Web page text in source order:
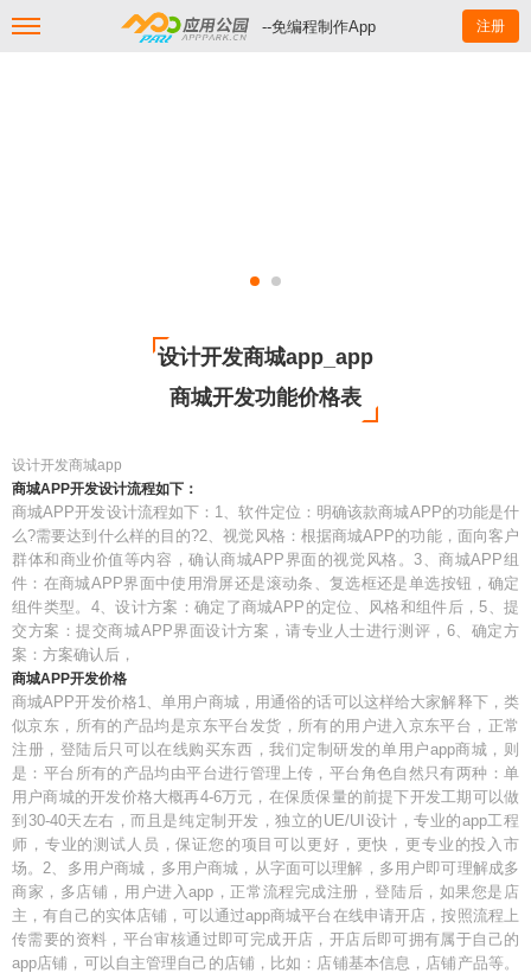
--免编程制作App 注册
设计开发商城app_app
商城开发功能价格表
设计开发商城app
商城APP开发设计流程如下：
商城APP开发设计流程如下：1、软件定位：明确该款商城APP的功能是什
么?需要达到什么样的目的?2、视觉风格：根据商城APP的功能，面向客户
群体和商业价值等内容，确认商城APP界面的视觉风格。3、商城APP组
件：在商城APP界面中使用滑屏还是滚动条、复选框还是单选按钮，确定
组件类型。4、设计方案：确定了商城APP的定位、风格和组件后，5、提
交方案：提交商城APP界面设计方案，请专业人士进行测评，6、确定方
案：方案确认后，
商城APP开发价格
商城APP开发价格1、单用户商城，用通俗的话可以这样给大家解释下，类
似京东，所有的产品均是京东平台发货，所有的用户进入京东平台，正常
注册，登陆后只可以在线购买东西，我们定制研发的单用户app商城，则
是：平台所有的产品均由平台进行管理上传，平台角色自然只有两种：单
用户商城的开发价格大概再4-6万元，在保质保量的前提下开发工期可以做
到30-40天左右，而且是纯定制开发，独立的UE/UI设计，专业的app工程
师，专业的测试人员，保证您的项目可以更好，更快，更专业的投入市
场。2、多用户商城，多用户商城，从字面可以理解，多用户即可理解成多
商家，多店铺，用户进入app，正常流程完成注册，登陆后，如果您是店
主，有自己的实体店铺，可以通过app商城平台在线申请开店，按照流程上
传需要的资料，平台审核通过即可完成开店，开店后即可拥有属于自己的
app店铺，可以自主管理自己的店铺，比如：店铺基本信息，店铺产品等。